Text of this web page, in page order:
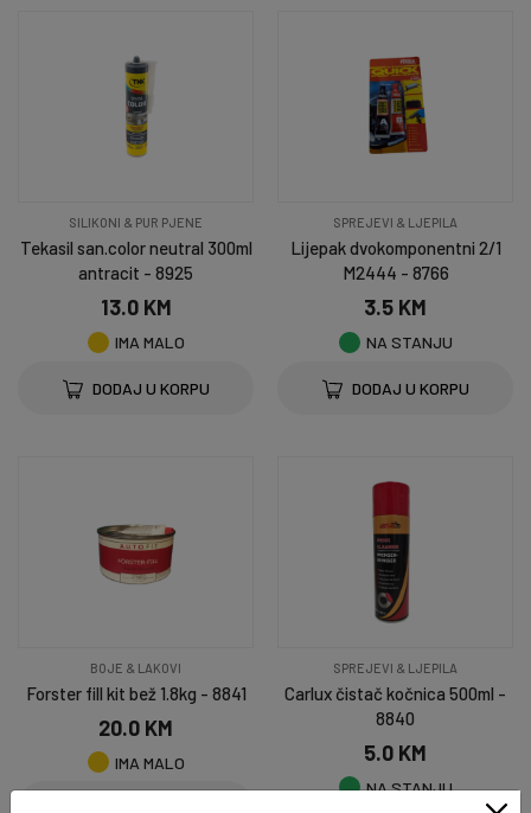
SILIKONI & PUR PJENE
Tekasil san.color neutral 300ml
antracit - 8925
13.0 KM
IMA MALO
DODAJ U KORPU
SPREJEVI & LJEPILA
Lijepak dvokomponentni 2/1
M2444 - 8766
3.5 KM
NA STANJU
DODAJ U KORPU
BOJE & LAKOVI
Forster fill kit bež 1.8kg - 8841
20.0 KM
IMA MALO
SPREJEVI & LJEPILA
Carlux čistač kočnica 500ml -
8840
5.0 KM
NA STANJU